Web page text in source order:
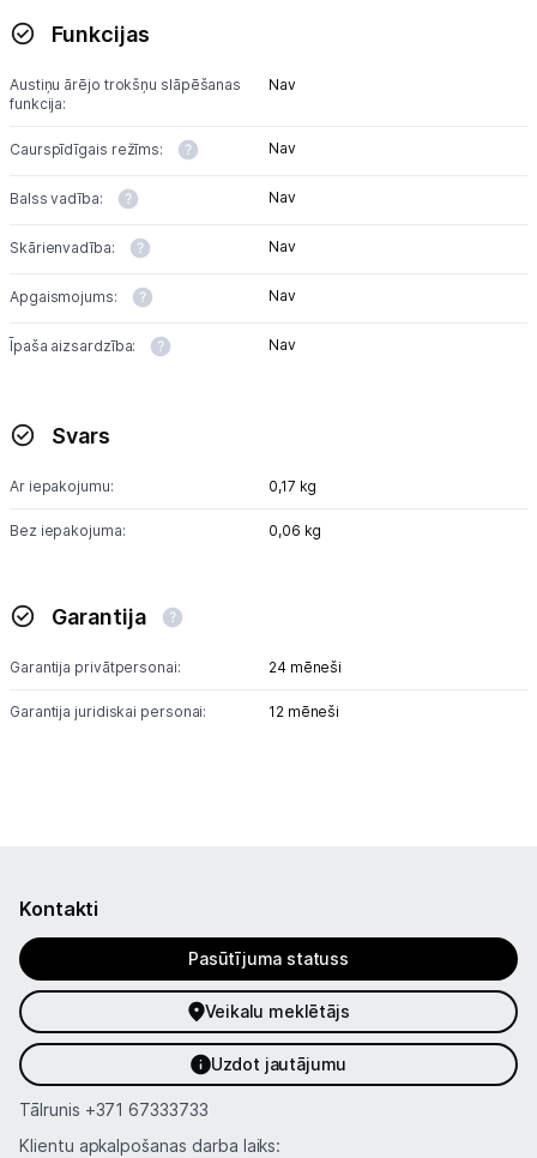
Viedierīces
Sadzīves tehnika
Blogs
Tet pakalpojumi
Informācija
Funkcijas
Austiņu ārējo trokšņu slāpēšanas
funkcija:
Nav
Caurspīdīgais režīms: Nav
Balss vadība: Nav
Skārienvadība: Nav
Apgaismojums: Nav
Īpaša aizsardzība: Nav
Svars
Ar iepakojumu: 0,17 kg
Bez iepakojuma: 0,06 kg
Garantija
Garantija privātpersonai: 24 mēneši
Garantija juridiskai personai: 12 mēneši
Kontakti
Pasūtījuma statuss
Veikalu meklētājs
Uzdot jautājumu
Tālrunis +371 67333733
Klientu apkalpošanas darba laiks: